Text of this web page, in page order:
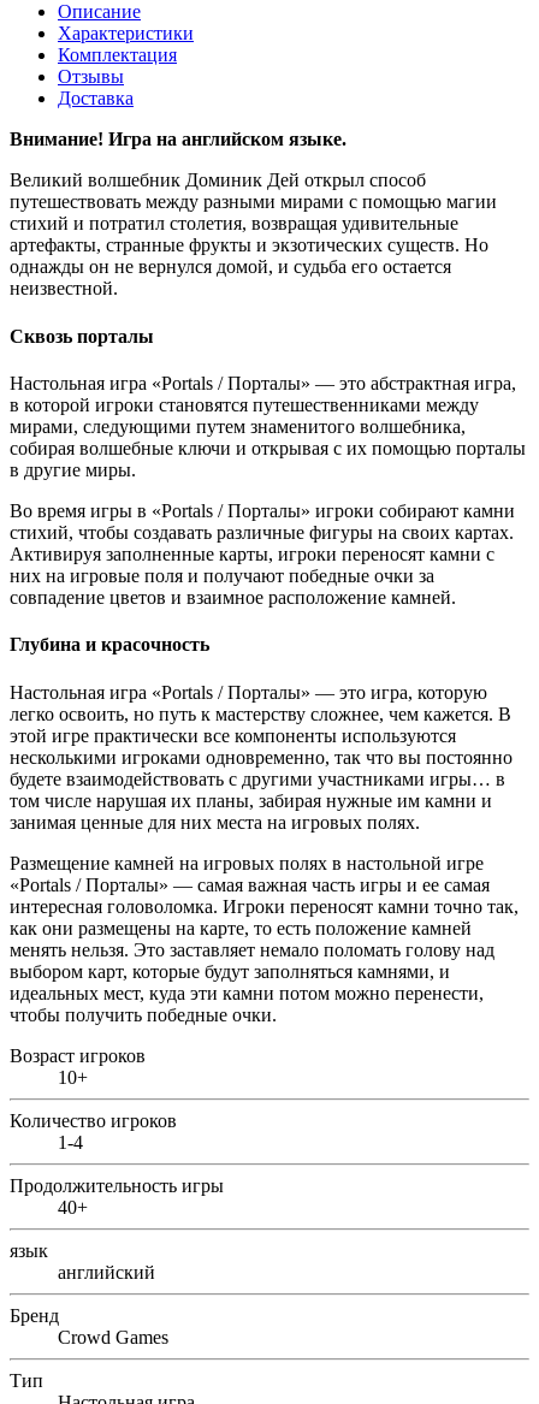
Описание
Характеристики
Комплектация
Отзывы
Доставка
Внимание! Игра на английском языке.
Великий волшебник Доминик Дей открыл способ
путешествовать между разными мирами с помощью магии
стихий и потратил столетия, возвращая удивительные
артефакты, странные фрукты и экзотических существ. Но
однажды он не вернулся домой, и судьба его остается
неизвестной.
Сквозь порталы
Настольная игра «Portals / Порталы» — это абстрактная игра,
в которой игроки становятся путешественниками между
мирами, следующими путем знаменитого волшебника,
собирая волшебные ключи и открывая с их помощью порталы
в другие миры.
Во время игры в «Portals / Порталы» игроки собирают камни
стихий, чтобы создавать различные фигуры на своих картах.
Активируя заполненные карты, игроки переносят камни с
них на игровые поля и получают победные очки за
совпадение цветов и взаимное расположение камней.
Глубина и красочность
Настольная игра «Portals / Порталы» — это игра, которую
легко освоить, но путь к мастерству сложнее, чем кажется. В
этой игре практически все компоненты используются
несколькими игроками одновременно, так что вы постоянно
будете взаимодействовать с другими участниками игры… в
том числе нарушая их планы, забирая нужные им камни и
занимая ценные для них места на игровых полях.
Размещение камней на игровых полях в настольной игре
«Portals / Порталы» — самая важная часть игры и ее самая
интересная головоломка. Игроки переносят камни точно так,
как они размещены на карте, то есть положение камней
менять нельзя. Это заставляет немало поломать голову над
выбором карт, которые будут заполняться камнями, и
идеальных мест, куда эти камни потом можно перенести,
чтобы получить победные очки.
Возраст игроков
10+
Количество игроков
1-4
Продолжительность игры
40+
язык
английский
Бренд
Crowd Games
Тип